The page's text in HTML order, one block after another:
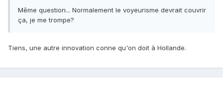
Même question... Normalement le voyeurisme devrait couvrir
ça, je me trompe?
Tiens, une autre innovation conne qu'on doit à Hollande.